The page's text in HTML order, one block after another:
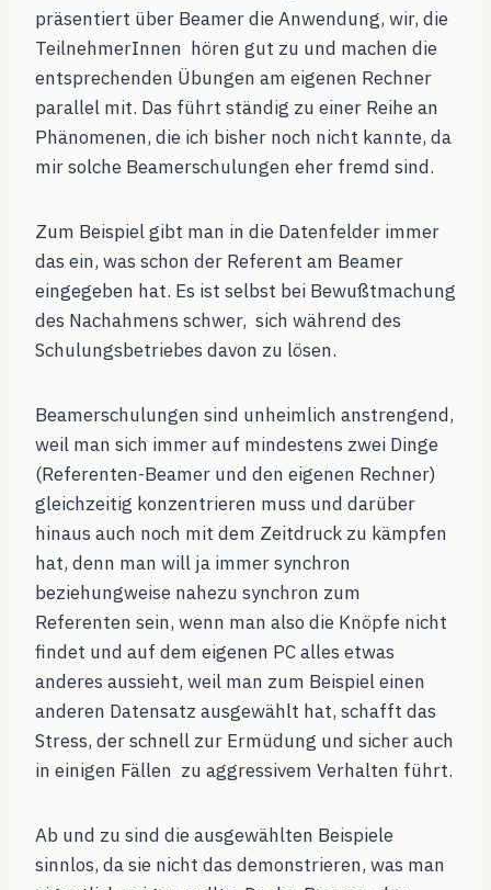
präsentiert über Beamer die Anwendung, wir, die
TeilnehmerInnen hören gut zu und machen die
entsprechenden Übungen am eigenen Rechner
parallel mit. Das führt ständig zu einer Reihe an
Phänomenen, die ich bisher noch nicht kannte, da
mir solche Beamerschulungen eher fremd sind.
Zum Beispiel gibt man in die Datenfelder immer
das ein, was schon der Referent am Beamer
eingegeben hat. Es ist selbst bei Bewußtmachung
des Nachahmens schwer, sich während des
Schulungsbetriebes davon zu lösen.
Beamerschulungen sind unheimlich anstrengend,
weil man sich immer auf mindestens zwei Dinge
(Referenten-Beamer und den eigenen Rechner)
gleichzeitig konzentrieren muss und darüber
hinaus auch noch mit dem Zeitdruck zu kämpfen
hat, denn man will ja immer synchron
beziehungweise nahezu synchron zum
Referenten sein, wenn man also die Knöpfe nicht
findet und auf dem eigenen PC alles etwas
anderes aussieht, weil man zum Beispiel einen
anderen Datensatz ausgewählt hat, schafft das
Stress, der schnell zur Ermüdung und sicher auch
in einigen Fällen zu aggressivem Verhalten führt.
Ab und zu sind die ausgewählten Beispiele
sinnlos, da sie nicht das demonstrieren, was man